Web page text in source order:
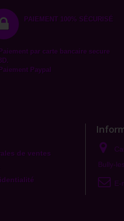
PAIEMENT 100% SÉCURISÉ
Paiement par carte bancaire secure
Paiement Paypal
de ventes
Bully-
E-